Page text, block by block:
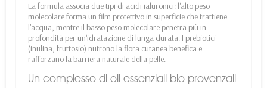
La formula associa due tipi di acidi ialuronici: l'alto peso
molecolare forma un film protettivo in superficie che trattiene
l'acqua, mentre il basso peso molecolare penetra più in
profondità per un'idratazione di lunga durata. I prebiotici
(inulina, fruttosio) nutrono la flora cutanea benefica e
rafforzano la barriera naturale della pelle.
Un complesso di oli essenziali bio provenzali